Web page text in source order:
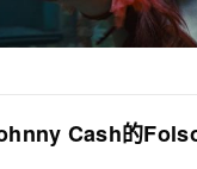
Cash的